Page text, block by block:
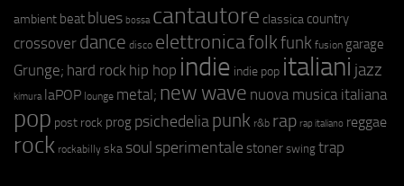
ambient beat blues bossa cantautore classica country
crossover dance disco elettronicafolkfunk fusion garage
Grunge; hard rock hip hop indie indie pop italiani jazz
kimura laPOP lounge metal; new wave nuova musica italiana
pop post rock prog psichedeliapunk r&b rap rap italiano reggae
rock rockabilly ska soul sperimentale stoner swing trap